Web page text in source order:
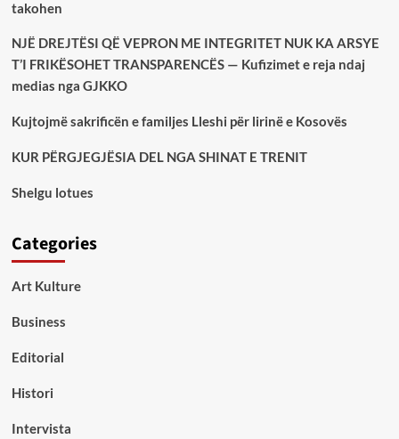
takohen
NJË DREJTËSI QË VEPRON ME INTEGRITET NUK KA ARSYE
T’I FRIKËSOHET TRANSPARENCËS — Kufizimet e reja ndaj
medias nga GJKKO
Kujtojmë sakrificën e familjes Lleshi për lirinë e Kosovës
KUR PËRGJEGJËSIA DEL NGA SHINAT E TRENIT
Shelgu lotues
Categories
Art Kulture
Business
Editorial
Histori
Intervista